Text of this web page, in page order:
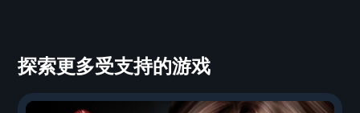
探索更多受支持的游戏